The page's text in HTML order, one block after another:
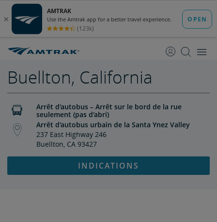
contenu
la
Buellton, California
Arrêt d'autobus – Arrêt sur le bord de la rue
seulement (pas d'abri)
Arrêt d'autobus urbain de la Santa Ynez Valley
237 East Highway 246
Buellton, CA 93427
INDICATIONS